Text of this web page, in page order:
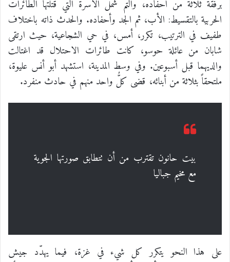
برفقة ثلاثة من أحفاده، والتمّ شمل الأسرة التي قتلتها الطائرات
الحربية بالتقسيط: الأب، ثم الجد وأحفاده. والحدث ذاته باختلاف
طفيف في الترتيب، تكرر، أمس، في حي الشجاعية، حيث ارتقى
شابان من عائلة حوسو، كانت طائرات الاحتلال قد اغتالت
والديهما قبل أسبوعين. وفي وسط المدينة، استشهد أبو أنس عليوة،
ملتحقاً بثلاثة من أبنائه، قضى كلُّ واحد منهم في حادث منفرد.
بيت حانون تقترب من أن تتطابق صورتها الجوية
مع مخيم جباليا
على هذا النحو يتكرر كل شيء في غزة، فيما يهدّد جيش